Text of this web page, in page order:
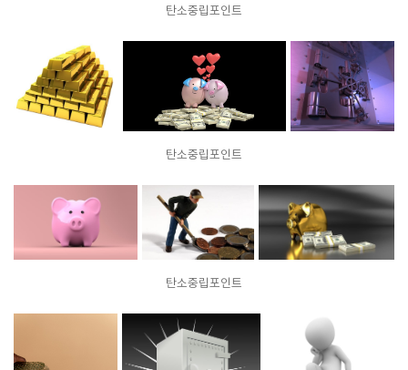
탄소중립포인트
탄소중립포인트
탄소중립포인트